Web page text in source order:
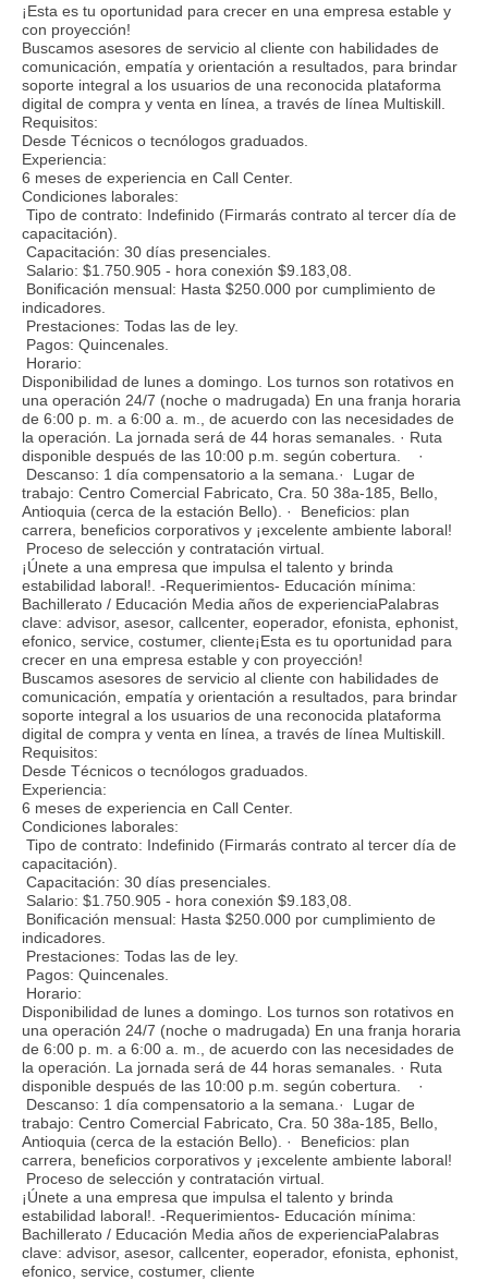
¡Esta es tu oportunidad para crecer en una empresa estable y
con proyección!
Buscamos asesores de servicio al cliente con habilidades de
comunicación, empatía y orientación a resultados, para brindar
soporte integral a los usuarios de una reconocida plataforma
digital de compra y venta en línea, a través de línea Multiskill.
Requisitos:
Desde Técnicos o tecnólogos graduados.
Experiencia:
6 meses de experiencia en Call Center.
Condiciones laborales:
Tipo de contrato: Indefinido (Firmarás contrato al tercer día de
capacitación).
Capacitación: 30 días presenciales.
Salario: $1.750.905 - hora conexión $9.183,08.
Bonificación mensual: Hasta $250.000 por cumplimiento de
indicadores.
Prestaciones: Todas las de ley.
Pagos: Quincenales.
Horario:
Disponibilidad de lunes a domingo. Los turnos son rotativos en
una operación 24/7 (noche o madrugada) En una franja horaria
de 6:00 p. m. a 6:00 a. m., de acuerdo con las necesidades de
la operación. La jornada será de 44 horas semanales. · Ruta
disponible después de las 10:00 p.m. según cobertura. ·
Descanso: 1 día compensatorio a la semana.· Lugar de
trabajo: Centro Comercial Fabricato, Cra. 50 38a-185, Bello,
Antioquia (cerca de la estación Bello). · Beneficios: plan
carrera, beneficios corporativos y ¡excelente ambiente laboral!
Proceso de selección y contratación virtual.
¡Únete a una empresa que impulsa el talento y brinda
estabilidad laboral!. -Requerimientos- Educación mínima:
Bachillerato / Educación Media años de experienciaPalabras
clave: advisor, asesor, callcenter, eoperador, efonista, ephonist,
efonico, service, costumer, cliente¡Esta es tu oportunidad para
crecer en una empresa estable y con proyección!
Buscamos asesores de servicio al cliente con habilidades de
comunicación, empatía y orientación a resultados, para brindar
soporte integral a los usuarios de una reconocida plataforma
digital de compra y venta en línea, a través de línea Multiskill.
Requisitos:
Desde Técnicos o tecnólogos graduados.
Experiencia:
6 meses de experiencia en Call Center.
Condiciones laborales:
Tipo de contrato: Indefinido (Firmarás contrato al tercer día de
capacitación).
Capacitación: 30 días presenciales.
Salario: $1.750.905 - hora conexión $9.183,08.
Bonificación mensual: Hasta $250.000 por cumplimiento de
indicadores.
Prestaciones: Todas las de ley.
Pagos: Quincenales.
Horario:
Disponibilidad de lunes a domingo. Los turnos son rotativos en
una operación 24/7 (noche o madrugada) En una franja horaria
de 6:00 p. m. a 6:00 a. m., de acuerdo con las necesidades de
la operación. La jornada será de 44 horas semanales. · Ruta
disponible después de las 10:00 p.m. según cobertura. ·
Descanso: 1 día compensatorio a la semana.· Lugar de
trabajo: Centro Comercial Fabricato, Cra. 50 38a-185, Bello,
Antioquia (cerca de la estación Bello). · Beneficios: plan
carrera, beneficios corporativos y ¡excelente ambiente laboral!
Proceso de selección y contratación virtual.
¡Únete a una empresa que impulsa el talento y brinda
estabilidad laboral!. -Requerimientos- Educación mínima:
Bachillerato / Educación Media años de experienciaPalabras
clave: advisor, asesor, callcenter, eoperador, efonista, ephonist,
efonico, service, costumer, cliente